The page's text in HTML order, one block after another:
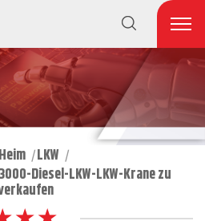
Heim | LKW |
Diesel-LKW-LKW-Krane zu